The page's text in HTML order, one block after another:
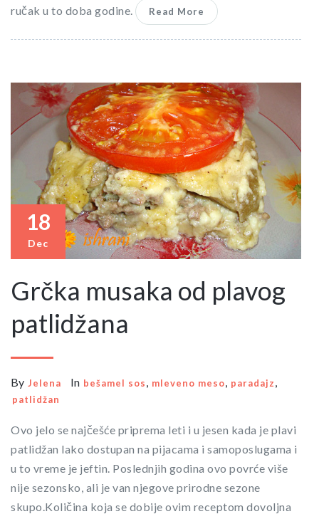
ručak u to doba godine.
Read More
18
Dec
Grčka musaka od plavog
patlidžana
By Jelena In bešamel sos mleveno meso paradajz
patlidžan
Ovo jelo se najčešće priprema leti i u jesen kada je plavi
patlidžan lako dostupan na pijacama i samoposlugama i
u to vreme je jeftin. Poslednjih godina ovo povrće više
nije sezonsko, ali je van njegove prirodne sezone
skupo.Količina koja se dobije ovim receptom dovoljna